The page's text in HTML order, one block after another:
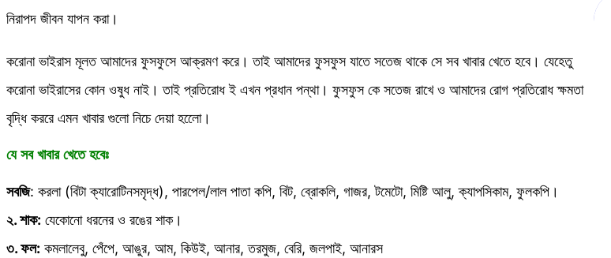
নিরাপদ জীবন যাপন করা।
করোনা ভাইরাস মূলত আমাদের ফুসফুসে আক্রমণ করে। তাই আমাদের ফুসফুস যাতে সতেজ থাকে সে সব খাবার খেতে হবে। যেহেতু
করোনা ভাইরাসের কোন ওষুধ নাই। তাই প্রতিরোধ ই এখন প্রধান পন্থা। ফুসফুস কে সতেজ রাখে ও আমাদের রোগ প্রতিরোধ ক্ষমতা
বৃদ্ধি কররে এমন খাবার গুলো নিচে দেয়া হলেো।
যে সব খাবার খেতে হবেঃ
সবজি: করলা (বিটা ক্যারোটিনসমৃদ্ধ), পারপেল/লাল পাতা কপি, বিট, ব্রোকলি, গাজর, টমেটো, মিষ্টি আলু, ক্যাপসিকাম, ফুলকপি।
২. শাক: যেকোনো ধরনের ও রঙের শাক।
৩. ফল: কমলালেবু, পেঁপে, আঙুর, আম, কিউই, আনার, তরমুজ, বেরি, জলপাই, আনারস